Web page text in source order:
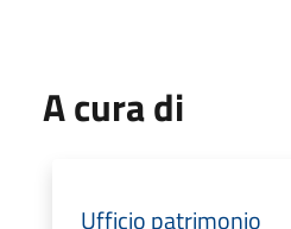
A cura di
Ufficio patrimonio